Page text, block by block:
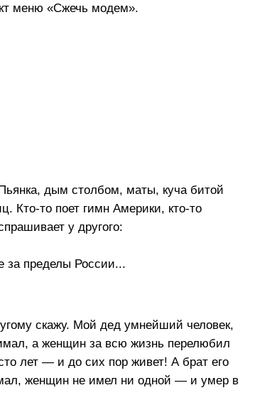
меню «Сжечь модем».
дым столбом, маты, куча битой
Кто-то поет гимн Америки, кто-то
у другого:
за пределы России...
скажу. Мой дед умнейший человек,
а женщин за всю жизнь перелюбил
лет — и до сих пор живет! А брат его
женщин не имел ни одной — и умер в